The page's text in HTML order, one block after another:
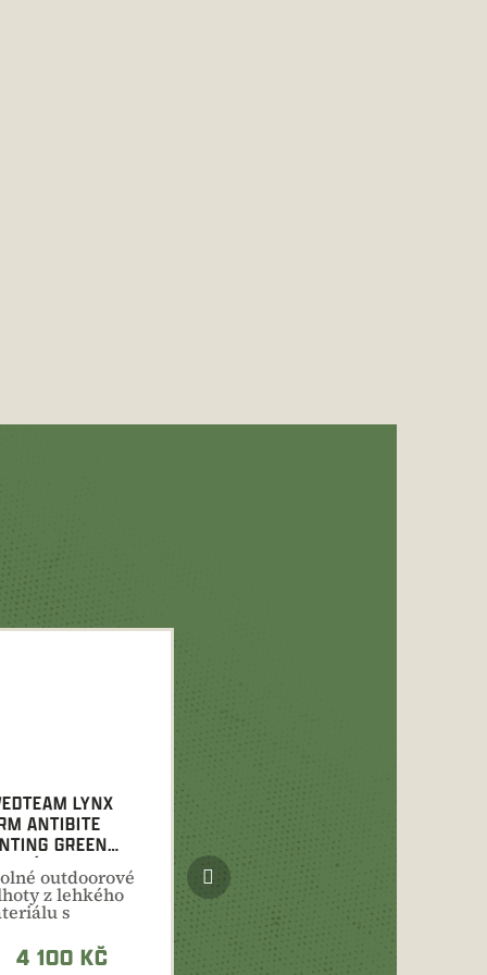
LYNX
ANTIBITE
GREEN
KALHOTY
outdoorové
z lehkého
s
na...
4 100 KČ
Další
produkt